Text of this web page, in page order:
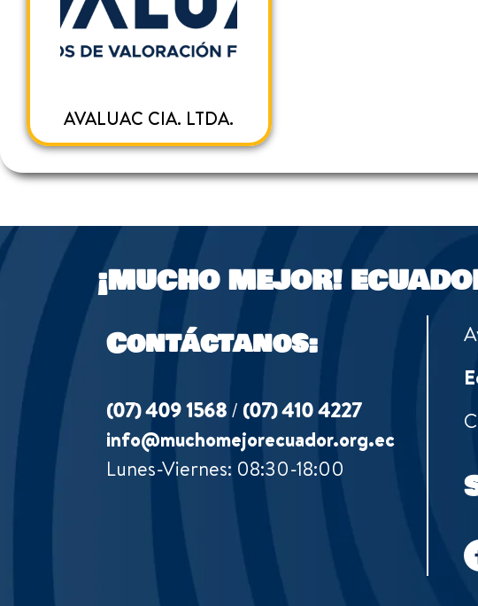
AVALUAC CIA. LTDA.
¡MUCHO MEJOR!
Contáctanos:
(07) 409 1568 / (07) 410 4227
info@muchomejorecuador.org.ec
Lunes-Viernes: 08:30-18:00